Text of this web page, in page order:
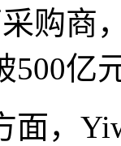
购商
500亿
，